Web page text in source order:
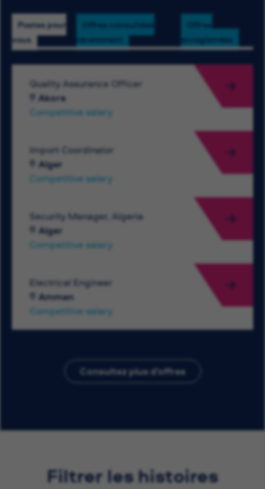
Postes pour
vous
Offres consultées
récemment
Offres
enregistrées
Quality Assurance Officer
Akora
Competitive salary
Import Coordinator
Alger
Competitive salary
Security Manager, Algeria
Alger
Competitive salary
Electrical Engineer
Amman
Competitive salary
Consultez plus d’offres
Filtrer les histoires